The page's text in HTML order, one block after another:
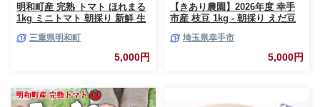
明和町産 完熟 トマト ほれまる
1kg ミニトマト 朝採り 新鮮 生
三重県明和町
5,000円
【きあり農園】2026年度 幸手
市産 枝豆 1kg - 朝採り えだ豆
ブル 美味しい おいしい 豆 ずん
だ おつまみ 晩酌 枝豆ご飯 おす
すめ 送料無料 埼玉県 幸手市
埼玉県幸手市
5,000円